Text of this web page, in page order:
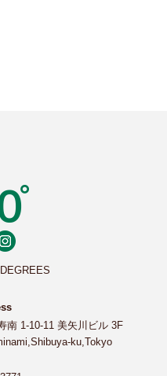
南 1-10-11 美矢川ビル 3F
ku,Tokyo